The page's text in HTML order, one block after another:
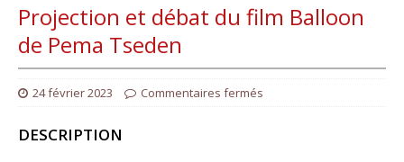
Projection et débat du film Balloon
de Pema Tseden
24 février 2023 Commentaires fermés
DESCRIPTION